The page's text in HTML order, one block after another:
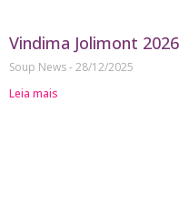
Vindima Jolimont 2026
Soup News 28/12/2025
Leia mais